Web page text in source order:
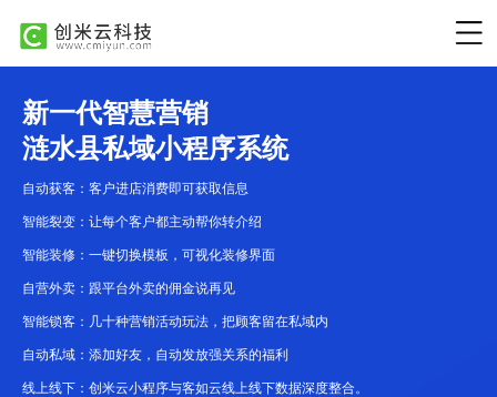
新一代智慧营销
涟水县私域小程序系统
自动获客：客户进店消费即可获取信息
智能裂变：让每个客户都主动帮你转介绍
智能装修：一键切换模板，可视化装修界面
自营外卖：跟平台外卖的佣金说再见
智能锁客：几十种营销活动玩法，把顾客留在私域内
自动私域：添加好友，自动发放强关系的福利
线上线下：创米云小程序与客如云线上线下数据深度整合。